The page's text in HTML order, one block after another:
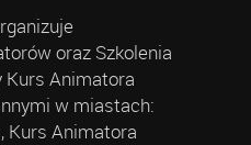
oraz Szkolenia
Animatora
w miastach:
Kurs Animatora